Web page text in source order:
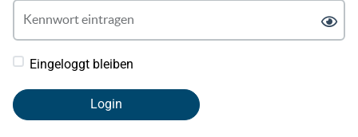
Kennwort eintragen
Eingeloggt bleiben
Login